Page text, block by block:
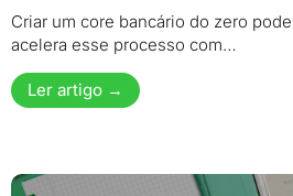
Criar um core bancário do zero
acelera esse processo com…
Ler artigo →